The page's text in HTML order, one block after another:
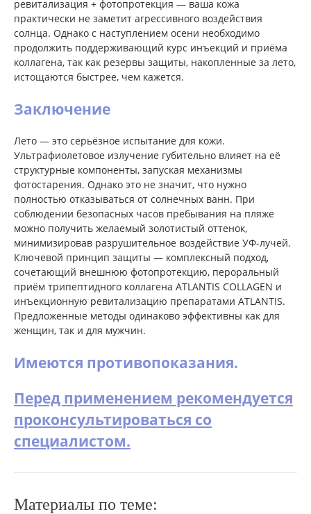
ревитализация + фотопротекция — ваша кожа
практически не заметит агрессивного воздействия
солнца. Однако с наступлением осени необходимо
продолжить поддерживающий курс инъекций и приёма
коллагена, так как резервы защиты, накопленные за лето,
истощаются быстрее, чем кажется.
Заключение
Лето — это серьёзное испытание для кожи.
Ультрафиолетовое излучение губительно влияет на её
структурные компоненты, запуская механизмы
фотостарения. Однако это не значит, что нужно
полностью отказываться от солнечных ванн. При
соблюдении безопасных часов пребывания на пляже
можно получить желаемый золотистый оттенок,
минимизировав разрушительное воздействие УФ-лучей.
Ключевой принцип защиты — комплексный подход,
сочетающий внешнюю фотопротекцию, пероральный
приём трипептидного коллагена ATLANTIS COLLAGEN и
инъекционную ревитализацию препаратами ATLANTIS.
Предложенные методы одинаково эффективны как для
женщин, так и для мужчин.
Имеются противопоказания.
Перед применением рекомендуется
проконсультироваться со
специалистом.
Материалы по теме: